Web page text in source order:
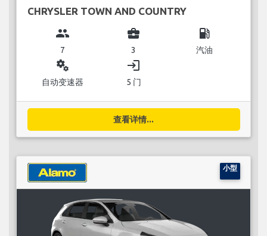
CHRYSLER TOWN AND COUNTRY
group
7
business_center
3
local_gas_station
汽油
miscellaneous_services
自动变速器
login
5 门
查看详情...
小型